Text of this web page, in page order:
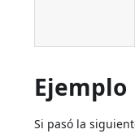
Ejemplo
Si pasó la